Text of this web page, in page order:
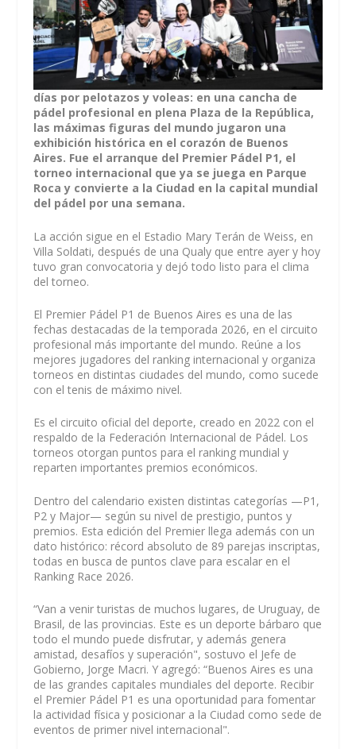
días por pelotazos y voleas: en una cancha de
pádel profesional en plena Plaza de la República,
las máximas figuras del mundo jugaron una
exhibición histórica en el corazón de Buenos
Aires. Fue el arranque del Premier Pádel P1, el
torneo internacional que ya se juega en Parque
Roca y convierte a la Ciudad en la capital mundial
del pádel por una semana.
La acción sigue en el Estadio Mary Terán de Weiss, en
Villa Soldati, después de una Qualy que entre ayer y hoy
tuvo gran convocatoria y dejó todo listo para el clima
del torneo.
El Premier Pádel P1 de Buenos Aires es una de las
fechas destacadas de la temporada 2026, en el circuito
profesional más importante del mundo. Reúne a los
mejores jugadores del ranking internacional y organiza
torneos en distintas ciudades del mundo, como sucede
con el tenis de máximo nivel.
Es el circuito oficial del deporte, creado en 2022 con el
respaldo de la Federación Internacional de Pádel. Los
torneos otorgan puntos para el ranking mundial y
reparten importantes premios económicos.
Dentro del calendario existen distintas categorías —P1,
P2 y Major— según su nivel de prestigio, puntos y
premios. Esta edición del Premier llega además con un
dato histórico: récord absoluto de 89 parejas inscriptas,
todas en busca de puntos clave para escalar en el
Ranking Race 2026.
“Van a venir turistas de muchos lugares, de Uruguay, de
Brasil, de las provincias. Este es un deporte bárbaro que
todo el mundo puede disfrutar, y además genera
amistad, desafíos y superación", sostuvo el Jefe de
Gobierno, Jorge Macri. Y agregó: “Buenos Aires es una
de las grandes capitales mundiales del deporte. Recibir
el Premier Pádel P1 es una oportunidad para fomentar
la actividad física y posicionar a la Ciudad como sede de
eventos de primer nivel internacional".